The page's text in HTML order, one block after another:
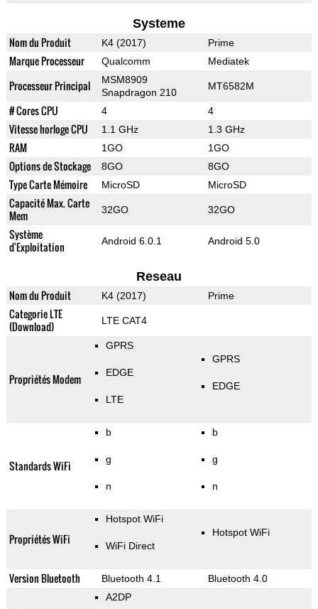
Systeme
Nom du Produit K4 (2017) Prime
Marque Processeur Qualcomm Mediatek
Processeur Principal
MSM8909
Snapdragon 210
MT6582M
# Cores CPU 4 4
Vitesse horloge CPU 1.1 GHz 1.3 GHz
RAM 1GO 1GO
Options de Stockage 8GO 8GO
Type Carte Mémoire MicroSD MicroSD
Capacité Max. Carte
Mem
32GO 32GO
Système
d'Exploitation
Android 6.0.1 Android 5.0
Reseau
Nom du Produit K4 (2017) Prime
Categorie LTE
(Download)
LTE CAT4
Propriétés Modem
GPRS
EDGE
LTE
GPRS
EDGE
Standards WiFi
b
g
n
b
g
n
Propriétés WiFi
Hotspot WiFi
WiFi Direct
Hotspot WiFi
Version Bluetooth Bluetooth 4.1 Bluetooth 4.0
A2DP